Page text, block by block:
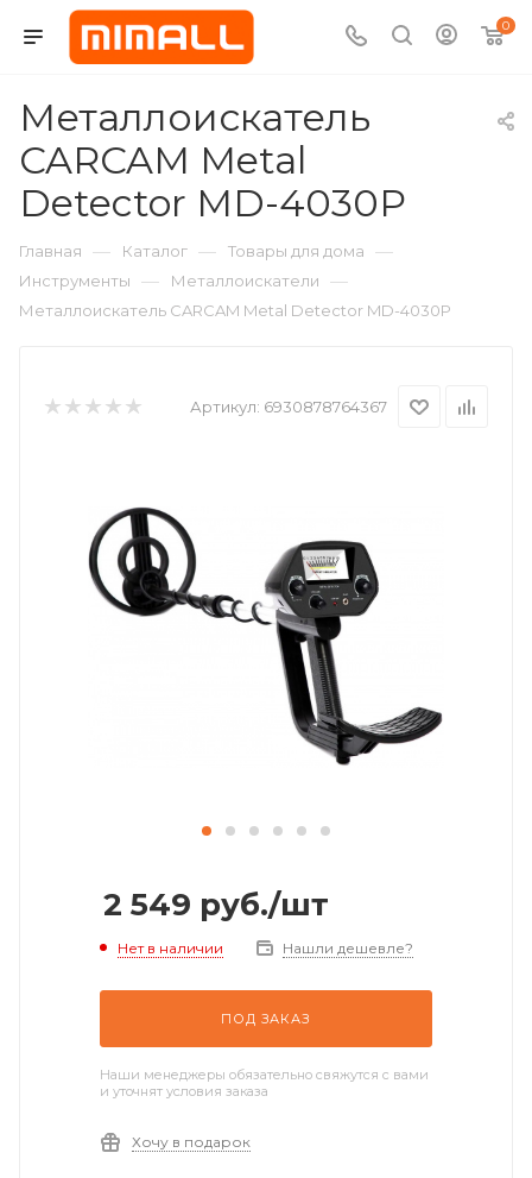
0
Металлоискатель
CARCAM Metal
Detector MD-4030P
Главная — Каталог — Товары для дома —
Инструменты — Металлоискатели —
Металлоискатель CARCAM Metal Detector MD-4030P
Артикул: 6930878764367
2 549 руб./шт
Нет в наличии Нашли дешевле?
ПОД ЗАКАЗ
Наши менеджеры обязательно свяжутся с вами
и уточнят условия заказа
Хочу в подарок